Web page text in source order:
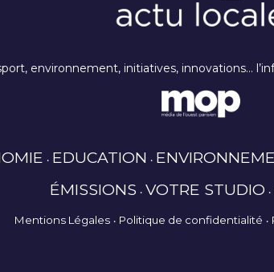
environnement, initiatives, innovations…
EDUCATION
ÉMISSIONS VOTRE STUDIO
Mentions Légales Politique de confidentialité